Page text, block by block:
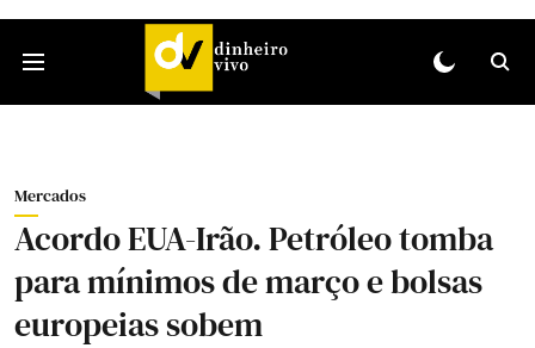
Mercados
Acordo EUA-Irão. Petróleo tomba
para mínimos de março e bolsas
europeias sobem